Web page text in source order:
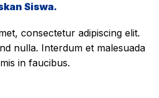
Siswa.
consectetur adipiscing elit.
nulla. Interdum et malesuada
in faucibus.